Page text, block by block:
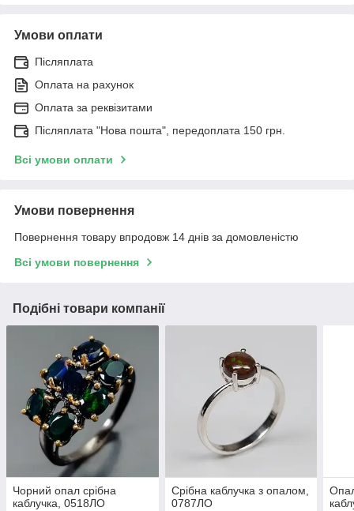
Умови оплати
Післяплата
Оплата на рахунок
Оплата за реквізитами
Післяплата "Нова пошта", передоплата 150 грн.
Всі умови оплати
Умови повернення
Повернення товару впродовж 14 днів за домовленістю
Всі умови повернення
Подібні товари компанії
Чорний опал срібна
каблучка, 0518ЛО
Срібна каблучка з опалом,
0787ЛО